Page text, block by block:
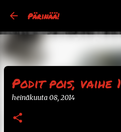
Pärinää!
Podit pois, vaihe 1
heinäkuuta 08, 2014